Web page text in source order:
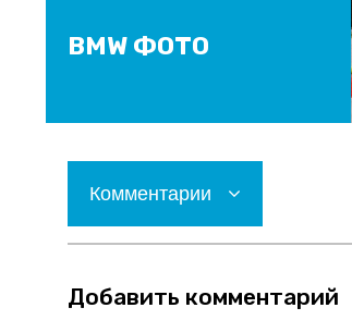
BMW ФОТО
Комментарии
Добавить комментарий